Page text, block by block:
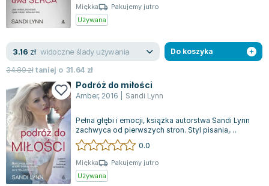
Joseph Murphy
Jan Sztaudynger
Aleksander Puszkin
Oscar Wilde
Małgorzata Ohme
Maddie Ziegler
Leszek Czarnecki
Joanna Racewicz
Maria Seweryn
Janina Zającówna
Eric Helms
Anna Prus (oprac.)
Miękka
Pakujemy jutro
Używana
3.16 zł widoczne ślady używania
34.80złtaniej o 31.64 zł
Do koszyka
Podróż do miłości
Amber, 2016 Sandi Lynn
Pełna głębi i emocji, książka autorstwa Sandi Lynn
zachwyca od pierwszych stron. Styl pisania,
charakterystyczny dla tej autorki,...
0.0
Miękka
Pakujemy jutro
Używana